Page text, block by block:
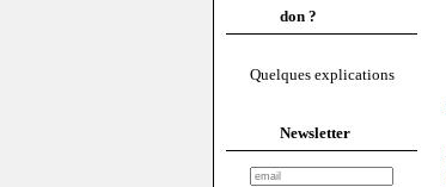
don ?
Quelques explications
Newsletter